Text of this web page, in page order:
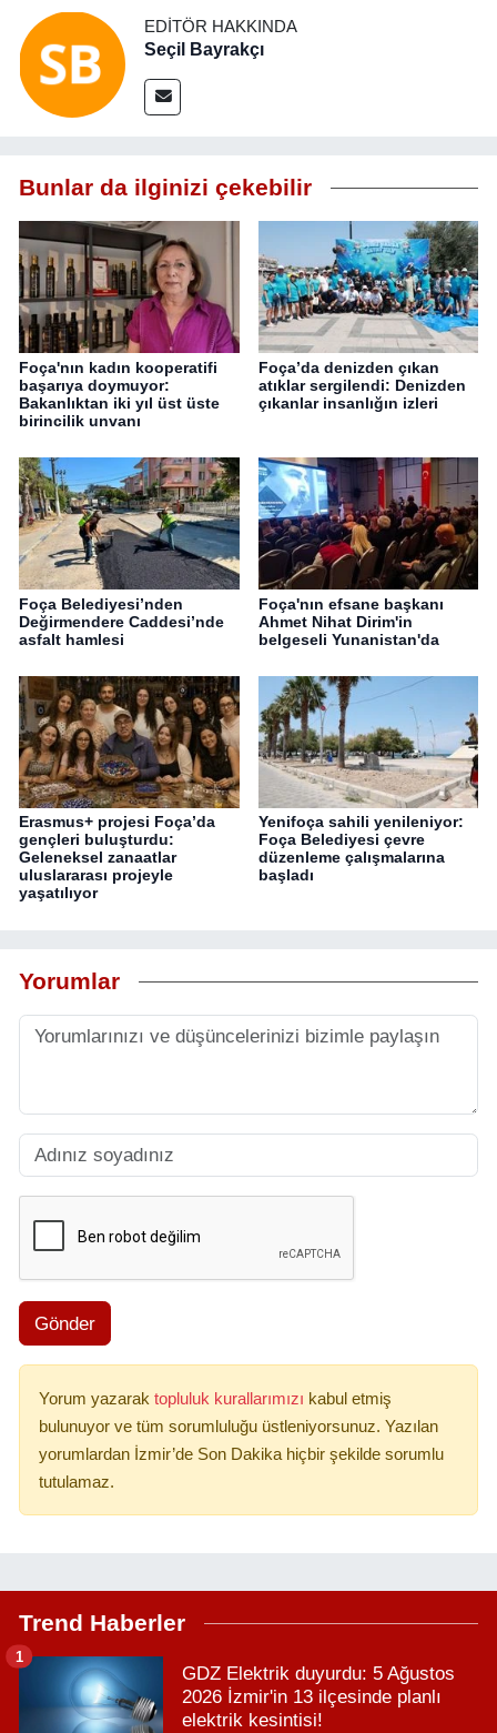
EDITÖR HAKKINDA
Seçil Bayrakçı
Bunlar da ilginizi çekebilir
Foça'nın kadın kooperatifi
başarıya doymuyor:
Bakanlıktan iki yıl üst üste
birincilik unvanı
Foça’da denizden çıkan
atıklar sergilendi: Denizden
çıkanlar insanlığın izleri
Foça Belediyesi’nden
Değirmendere Caddesi’nde
asfalt hamlesi
Foça'nın efsane başkanı
Ahmet Nihat Dirim'in
belgeseli Yunanistan'da
Erasmus+ projesi Foça’da
gençleri buluşturdu:
Geleneksel zanaatlar
uluslararası projeyle
yaşatılıyor
Yenifoça sahili yenileniyor:
Foça Belediyesi çevre
düzenleme çalışmalarına
başladı
Yorumlar
Gönder
Yorum yazarak topluluk kurallarımızı kabul etmiş
bulunuyor ve tüm sorumluluğu üstleniyorsunuz. Yazılan
yorumlardan İzmir’de Son Dakika hiçbir şekilde sorumlu
tutulamaz.
Trend Haberler
GDZ Elektrik duyurdu: 5 Ağustos
2026 İzmir'in 13 ilçesinde planlı
elektrik kesintisi!
1